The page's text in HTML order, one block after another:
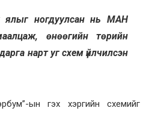
ялыг ногдуулсан нь МАН
өнөөгийн төрийн
нарт уг схем үйлчилсэн
ын гэх хэргийн схемийг